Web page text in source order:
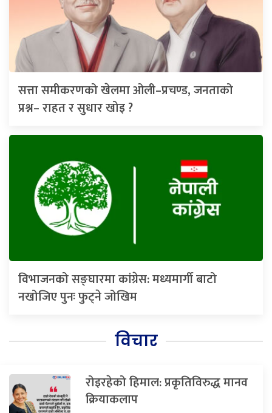
सत्ता समीकरणको खेलमा ओली–प्रचण्ड, जनताको
प्रश्न– राहत र सुधार खोइ ?
विभाजनको सङ्घारमा कांग्रेस: मध्यमार्गी बाटो
नखोजिए पुनः फुट्ने जोखिम
विचार
रोइरहेको हिमाल: प्रकृतिविरुद्ध मानव
क्रियाकलाप